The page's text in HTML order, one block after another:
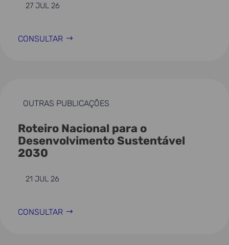
27 JUL 26
CONSULTAR
OUTRAS PUBLICAÇÕES
Roteiro Nacional para o
Desenvolvimento Sustentável
2030
21 JUL 26
CONSULTAR